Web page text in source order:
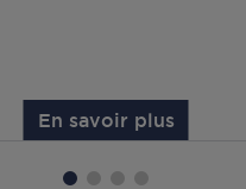
En savoir plus